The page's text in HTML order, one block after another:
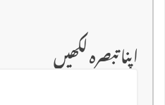
اپنا تبصرہ لکھیں